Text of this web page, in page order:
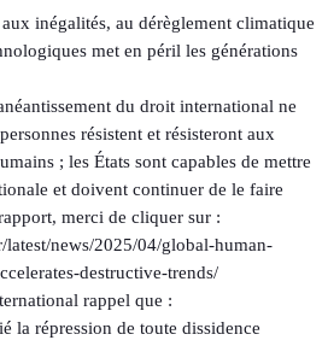
inégalités, au dérèglement climatique
met en péril les générations
du droit international ne
résistent et résisteront aux
; les États sont capables de mettre
et doivent continuer de le faire
merci de cliquer sur :
news/2025/04/global-human-
destructive-trends/
rappel que :
la répression de toute dissidence